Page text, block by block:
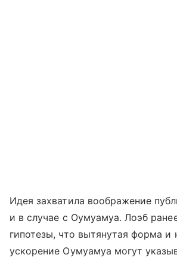
Идея захватила воображение
и в случае с Оумуамуа. Лоэб
гипотезы, что вытянутая форма и
ускорение Оумуамуа могут